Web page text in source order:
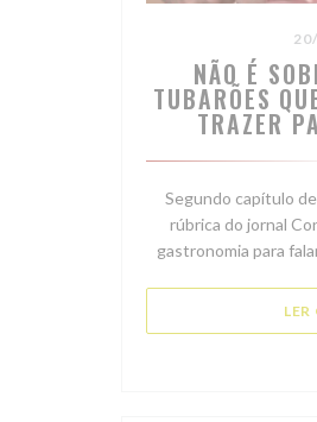
NÃO É
TUBARÕES
TRAZER
Segundo capítulo
rúbrica do jornal
gastronomia para
A luta de um
novos ingredientes e